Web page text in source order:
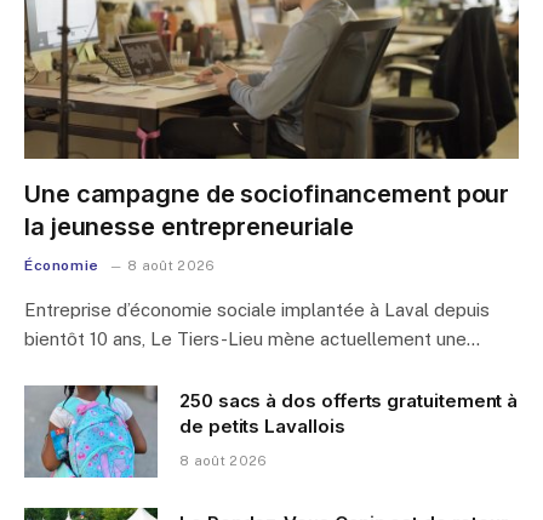
Une campagne de sociofinancement pour
la jeunesse entrepreneuriale
Économie 8 août 2026
Entreprise d’économie sociale implantée à Laval depuis
bientôt 10 ans, Le Tiers-Lieu mène actuellement une…
250 sacs à dos offerts gratuitement à
de petits Lavallois
8 août 2026